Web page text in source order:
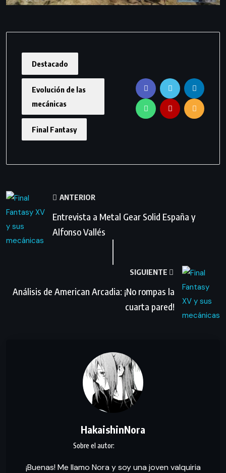
Destacado
Evolución de las
mecánicas
Final Fantasy
ANTERIOR
Entrevista a Metal Gear Solid España y
Alfonso Vallés
SIGUIENTE
Análisis de American Arcadia: ¡No rompas la
cuarta pared!
HakaishinNora
¡Buenas! Me llamo Nora y soy una joven valquiria